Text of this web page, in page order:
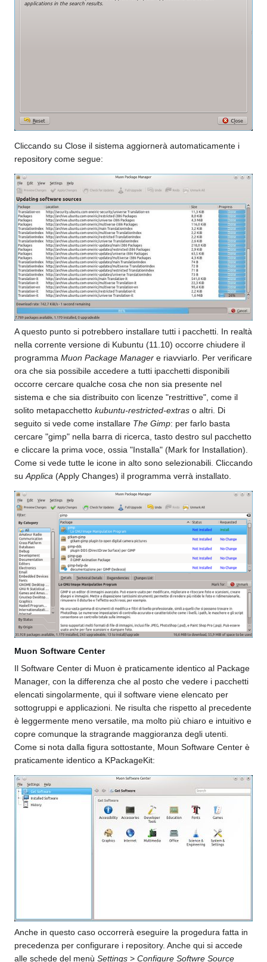
Cliccando su Close il sistema aggiornerà automaticamente i
repository come segue:
A questo punto si potrebbero installare tutti i pacchetti. In realtà
nella corrente versione di Kubuntu (11.10) occorre chiudere il
programma Muon Package Manager e riavviarlo. Per verificare
ora che sia possibile accedere a tutti ipacchetti disponibili
occorre cercare qualche cosa che non sia presente nel
sistema e che sia distribuito con licenze "restrittive", come il
solito metapacchetto kubuntu-restricted-extras o altri. Di
seguito si vede come installare The Gimp: per farlo basta
cercare "gimp" nella barra di ricerca, tasto destro sul pacchetto
e cliccare la prima voce, ossia "Installa" (Mark for Installation).
Come si vede tutte le icone in alto sono selezionabili. Cliccando
su Applica (Apply Changes) il programma verrà installato.
Muon Software Center
Il Software Center di Muon è praticamente identico al Package
Manager, con la differenza che al posto che vedere i pacchetti
elencati singolarmente, qui il software viene elencato per
sottogruppi e applicazioni. Ne risulta che rispetto al precedente
è leggermente meno versatile, ma molto più chiaro e intuitivo e
copre comunque la stragrande maggioranza degli utenti.
Come si nota dalla figura sottostante, Moun Software Center è
praticamente identico a KPackageKit:
Anche in questo caso occorrerà eseguire la progedura fatta in
precedenza per configurare i repository. Anche qui si accede
alle schede del menù Settings > Configure Softwre Source